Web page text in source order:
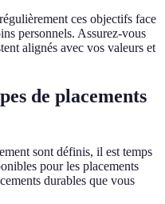
ces objectifs face
personnels. Assurez-vous
alignés avec vos valeurs et
de placements
sont définis, il est temps
pour les placements
durables que vous